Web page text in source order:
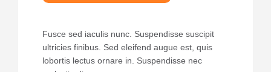
Fusce sed iaculis nunc. Suspendisse suscipit
ultricies finibus. Sed eleifend augue est, quis
lobortis lectus ornare in. Suspendisse nec